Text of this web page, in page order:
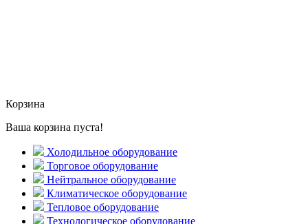
Корзина
Ваша корзина пуста!
Холодильное оборудование
Торговое оборудование
Нейтральное оборудование
Климатическое оборудование
Тепловое оборудование
Технологическое оборудование